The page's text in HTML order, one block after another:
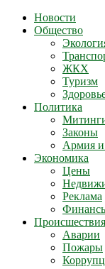
Новости
Общество
ЖКХ
Туризм
Политика
Законы
Армия
Экономика
Цены
Реклама
Происшествия
Аварии
Пожары